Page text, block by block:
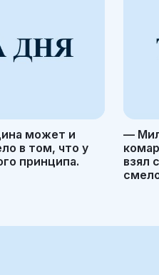
может и
в том, что у
принципа.
—
взял